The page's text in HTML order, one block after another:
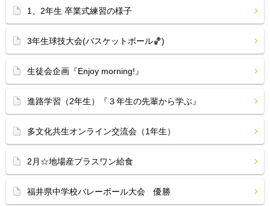
1、2年生 卒業式練習の様子
3年生球技大会(バスケットボール🏀)
生徒会企画『Enjoy morning!』
進路学習（2年生）『３年生の先輩から学ぶ』
多文化共生オンライン交流会（1年生）
2月☆地場産プラスワン給食
福井県中学校バレーボール大会 優勝